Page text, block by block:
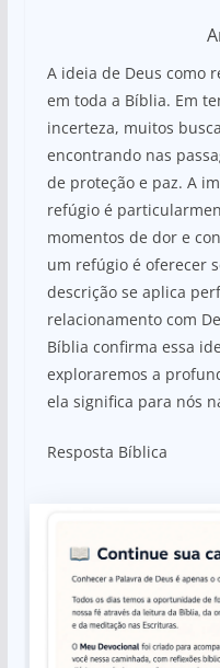
A ideia de Deus como
em toda a Bíblia. Em
incerteza, muitos
encontrando nas
de proteção e paz. A
refúgio é
momentos de dor e
um refúgio é oferecer
descrição se aplica
relacionamento com
Bíblia confirma essa
exploraremos a
ela significa para nós
Resposta Bíblica